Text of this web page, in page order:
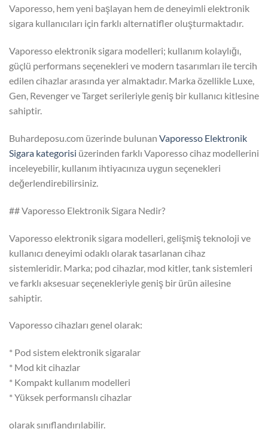
Vaporesso, hem yeni başlayan hem de deneyimli elektronik
sigara kullanıcıları için farklı alternatifler oluşturmaktadır.
Vaporesso elektronik sigara modelleri; kullanım kolaylığı,
güçlü performans seçenekleri ve modern tasarımları ile tercih
edilen cihazlar arasında yer almaktadır. Marka özellikle Luxe,
Gen, Revenger ve Target serileriyle geniş bir kullanıcı kitlesine
sahiptir.
Buhardeposu.com üzerinde bulunan Vaporesso Elektronik
Sigara kategorisi üzerinden farklı Vaporesso cihaz modellerini
inceleyebilir, kullanım ihtiyacınıza uygun seçenekleri
değerlendirebilirsiniz.
## Vaporesso Elektronik Sigara Nedir?
Vaporesso elektronik sigara modelleri, gelişmiş teknoloji ve
kullanıcı deneyimi odaklı olarak tasarlanan cihaz
sistemleridir. Marka; pod cihazlar, mod kitler, tank sistemleri
ve farklı aksesuar seçenekleriyle geniş bir ürün ailesine
sahiptir.
Vaporesso cihazları genel olarak:
* Pod sistem elektronik sigaralar
* Mod kit cihazlar
* Kompakt kullanım modelleri
* Yüksek performanslı cihazlar
olarak sınıflandırılabilir.